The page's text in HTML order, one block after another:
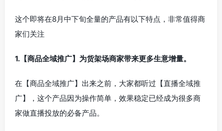
这个即将在8月中下旬全量的产品有以下特点，非常值得商
家们关注
1.【商品全域推广】为货架场商家带来更多生意增量。
在【商品全域推广】出来之前，大家都听过【直播全域推
广】，这个产品因为操作简单，效果稳定已经成为很多商
家做直播投放的必备产品。